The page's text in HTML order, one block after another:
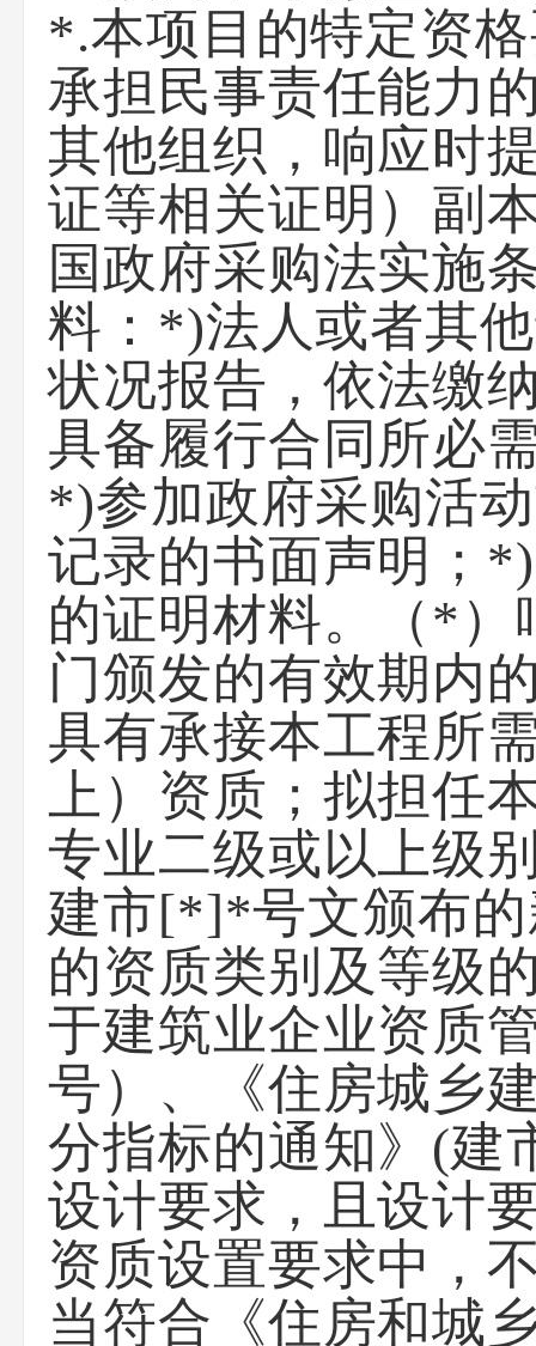
*.本项目的特定资
承担民事责任能力
其他组织，响应时
证等相关证明）副
国政府采购法实施
料：*)法人或者其
状况报告，依法缴
具备履行合同所必
*)参加政府采购活
记录的书面声明；
的证明材料。（*）
门颁发的有效期内
具有承接本工程所
上）资质；拟担任
专业二级或以上级
建市[*]*号文颁布
的资质类别及等级
于建筑业企业资质
号）、《住房城乡
分指标的通知》(
设计要求，且设计
资质设置要求中，
当符合《住房和城